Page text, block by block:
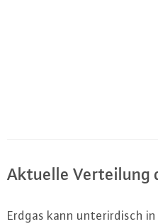
Aktuelle Ver­tei­lung
Erdgas kann un­ter­ir­disch